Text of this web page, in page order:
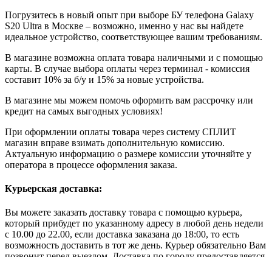
Погрузитесь в новый опыт при выборе БУ телефона Galaxy
S20 Ultra в Москве – возможно, именно у нас вы найдете
идеальное устройство, соответствующее вашим требованиям.
В магазине возможна оплата товара наличными и с помощью
карты. В случае выбора оплаты через терминал - комиссия
составит 10% за б/у и 15% за новые устройства.
В магазине мы можем помочь оформить вам рассрочку или
кредит на самых выгодных условиях!
При оформлении оплаты товара через систему СПЛИТ
магазин вправе взимать дополнительную комиссию.
Актуальную информацию о размере комиссии уточняйте у
оператора в процессе оформления заказа.
Курьерская доставка:
Вы можете заказать доставку товара с помощью курьера,
который прибудет по указанному адресу в любой день недели
с 10.00 до 22.00, если доставка заказана до 18:00, то есть
возможность доставить в тот же день. Курьер обязательно Вам